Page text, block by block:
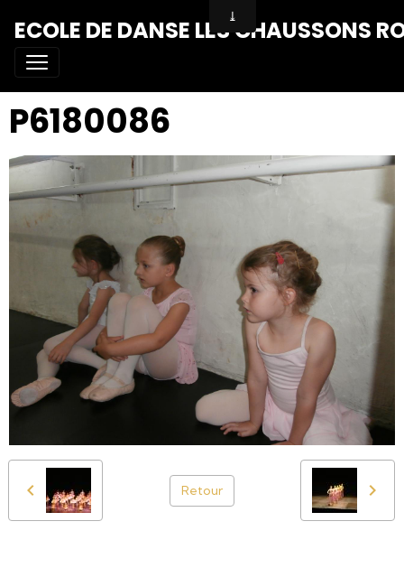
ECOLE DE DANSE LES CHAUSSONS
P6180086
Retour